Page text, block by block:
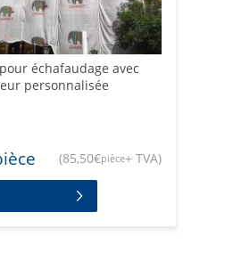
échafaudage avec
personnalisée
(85,50€pièce+ TVA)